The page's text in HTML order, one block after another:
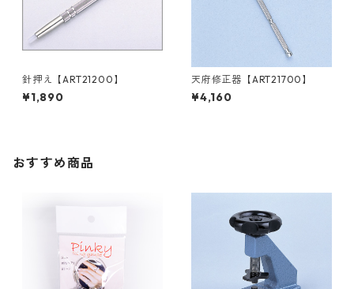
針押え【ART21200】
¥1,890
天府修正器【ART21700】
¥4,160
おすすめ商品